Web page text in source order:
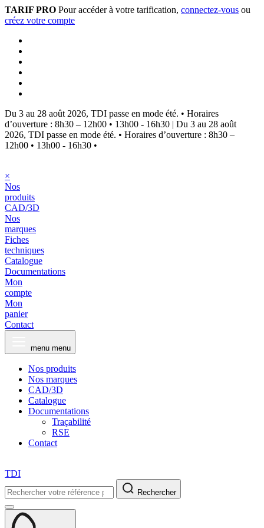
TARIF PRO Pour accéder à votre tarification, connectez-vous ou
créez votre compte
Du 3 au 28 août 2026, TDI passe en mode été. • Horaires
d’ouverture : 8h30 – 12h00 • 13h00 - 16h30 | Du 3 au 28 août
2026, TDI passe en mode été. • Horaires d’ouverture : 8h30 –
12h00 • 13h00 - 16h30 •
×
Nos
produits
CAD/3D
Nos
marques
Fiches
techniques
Catalogue
Documentations
Mon
compte
Mon
panier
Contact
menu menu
Nos produits
Nos marques
CAD/3D
Catalogue
Documentations
Traçabilité
RSE
Contact
TDI
Rechercher